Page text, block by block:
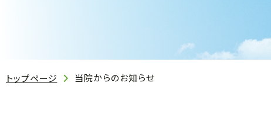
トップページ 当院からのお知らせ